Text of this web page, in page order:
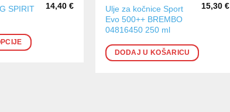
SPIRIT
14,40€
Ulje za kočnice Sport
Evo 500++ BREMBO
04816450 250 ml
15,30€
DODAJ U KOŠARICU